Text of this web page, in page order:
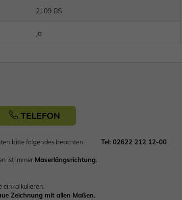
2109 BS
Ja
TELEFON
bitte folgendes beachten: Tel: 02622 212 12-00
ist immer Maserlängsrichtung
einkalkulieren.
Zeichnung mit allen Maßen.